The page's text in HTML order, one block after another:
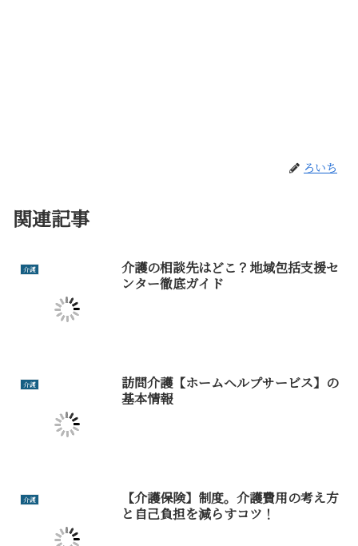
ろいち
関連記事
介護
介護の相談先はどこ？地域包括支援セ
ンター徹底ガイド
介護
訪問介護【ホームヘルプサービス】の
基本情報
介護
【介護保険】制度。介護費用の考え方
と自己負担を減らすコツ！